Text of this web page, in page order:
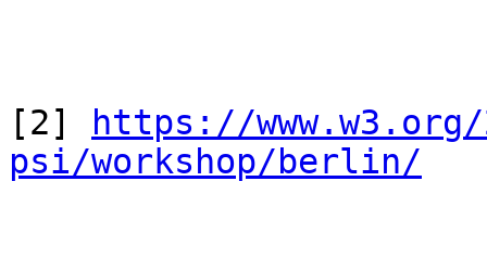
[2]
https://
psi/workshop/berlin/